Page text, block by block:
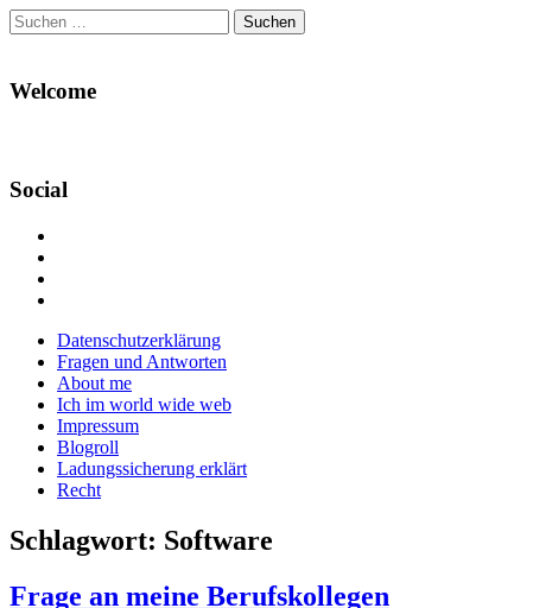
Suchen
nach:
Welcome
Social
Facebook
anzeigen
Twitter
anzeigen
auf
Instagram
anzeigen
Main
menu
Skip
content
Datenschutzerklärung
Fragen und Antworten
About me
Ich im world wide web
Impressum
Blogroll
Ladungssicherung erklärt
Recht
Schlagwort: Software
Frage an meine Berufskollegen